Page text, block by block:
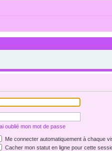
oublié mon mot de passe
Me connecter automatiquement à chaque
Cacher mon statut en ligne pour cette